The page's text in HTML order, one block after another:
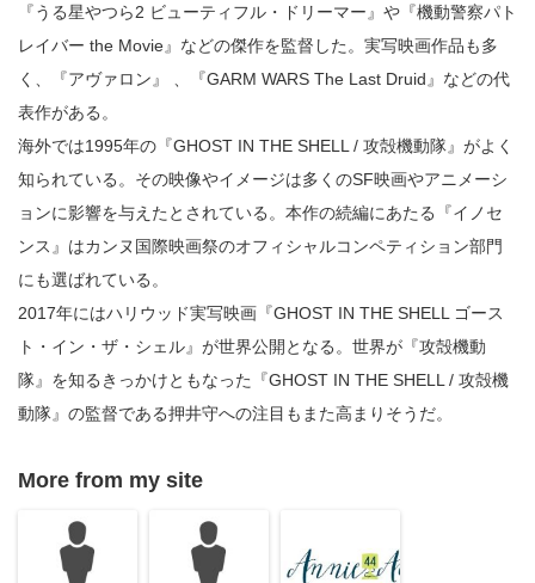
『うる星やつら2 ビューティフル・ドリーマー』や『機動警察パト
レイバー the Movie』などの傑作を監督した。実写映画作品も多
く、『アヴァロン』 、『GARM WARS The Last Druid』などの代
表作がある。
海外では1995年の『GHOST IN THE SHELL / 攻殻機動隊』がよく
知られている。その映像やイメージは多くのSF映画やアニメーシ
ョンに影響を与えたとされている。本作の続編にあたる『イノセ
ンス』はカンヌ国際映画祭のオフィシャルコンペティション部門
にも選ばれている。
2017年にはハリウッド実写映画『GHOST IN THE SHELL ゴース
ト・イン・ザ・シェル』が世界公開となる。世界が『攻殻機動
隊』を知るきっかけともなった『GHOST IN THE SHELL / 攻殻機
動隊』の監督である押井守への注目もまた高まりそうだ。
More from my site